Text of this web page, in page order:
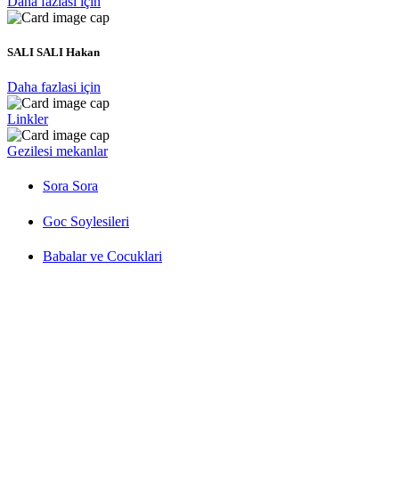
SALI SALI Hakan
Daha fazlasi için
Linkler
Gezilesi mekanlar
Sora Sora
Goc Soylesileri
Babalar ve Cocuklari